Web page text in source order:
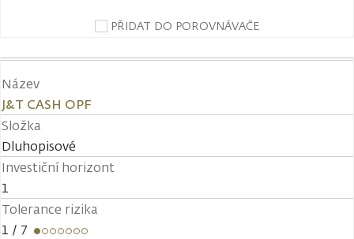
PŘIDAT DO POROVNÁVAČE
Název
J&T CASH OPF
Složka
Dluhopisové
Investiční horizont
1
Tolerance rizika
1 / 7